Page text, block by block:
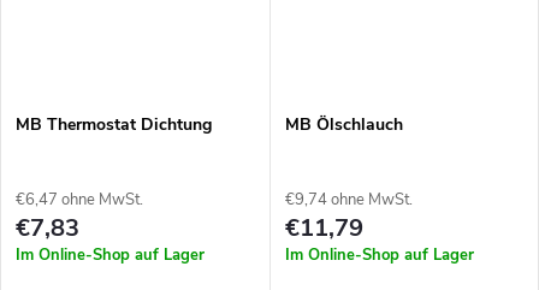
MB Thermostat Dichtung
€6,47 ohne MwSt.
€7,83
Im Online-Shop auf Lager
MB Ölschlauch
€9,74 ohne MwSt.
€11,79
Im Online-Shop auf Lager